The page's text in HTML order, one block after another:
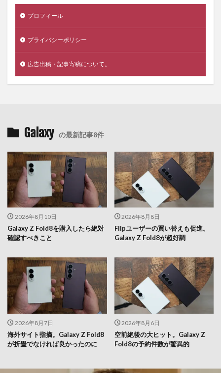
プロフィール
プライバシーポリシー
広告出稿・記事寄稿について。
Galaxy の最新記事8件
2026年8月10日
Galaxy Z Fold8を購入したら絶対
確認すべきこと
2026年8月8日
Flipユーザーの買い替えも促進。
Galaxy Z Fold8が超好調
2026年8月7日
海外サイト指摘。Galaxy Z Fold8
が折畳でなければ良かったのに
2026年8月6日
空前絶後の大ヒット。Galaxy Z
Fold8の予約件数が驚異的